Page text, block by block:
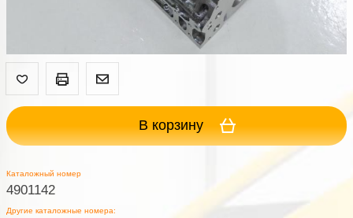
В корзину
Каталожный номер
4901142
Другие каталожные номера: